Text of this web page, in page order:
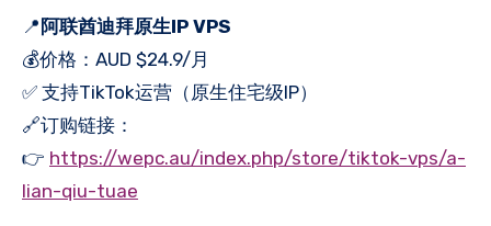
📍 阿联酋迪拜原生IP VPS
💰价格：AUD $24.9/月
✅ 支持TikTok运营（原生住宅级IP）
🔗订购链接：
👉 https://wepc.au/index.php/store/tiktok-vps/a-
lian-qiu-tuae